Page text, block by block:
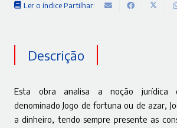
Ler o índice Partilhar:
Descrição
Esta obra analisa a noção jurídica
denominado Jogo de fortuna ou de azar,
a dinheiro, tendo sempre presente as